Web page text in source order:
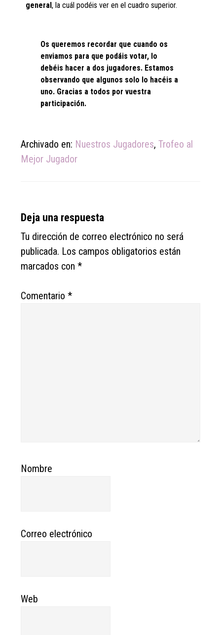
general, la cuál podéis ver en el cuadro superior.
Os queremos recordar que cuando os
enviamos para que podáis votar, lo
debéis hacer a dos jugadores. Estamos
observando que algunos solo lo hacéis a
uno. Gracias a todos por vuestra
participación.
Archivado en: Nuestros Jugadores,Trofeo al
Mejor Jugador
Reader
Interactions
Deja una respuesta
Tu dirección de correo electrónico no será
publicada. Los campos obligatorios están
marcados con*
Comentario*
Nombre
Correo electrónico
Web